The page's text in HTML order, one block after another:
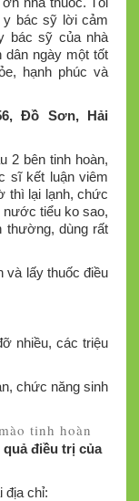
y bác sỹ lời cảm
bác sỹ của nhà
ngày một tốt
hạnh phúc và
Đồ Sơn, Hải
2 bên tinh hoàn,
sĩ kết luận viêm
thì lại lạnh, chức
nước tiểu ko sao,
thường, dùng rất
và lấy thuốc điều
nhiều, các triệu
chức năng sinh
tinh hoàn
điều trị của
địa chỉ: